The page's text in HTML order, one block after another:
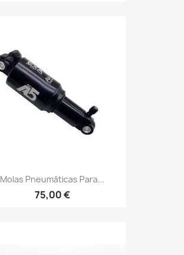
Molas Pneumáticas Para...
75,00 €